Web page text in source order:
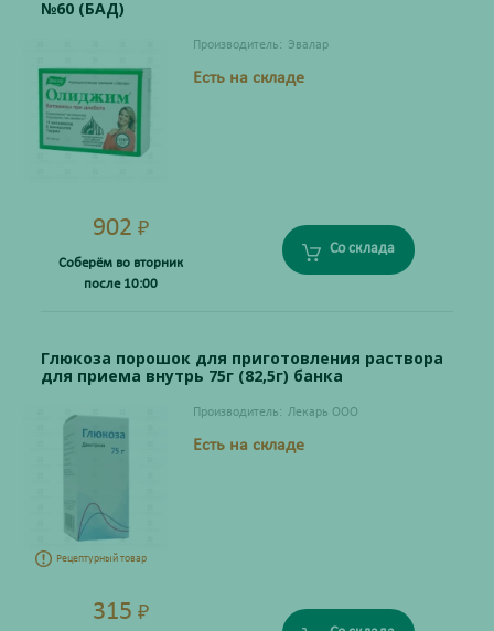
№60 (БАД)
Производитель: Эвалар
Есть на складе
902 ₽
Соберём во вторник
после 10:00
Со склада
Глюкоза порошок для приготовления раствора
для приема внутрь 75г (82,5г) банка
Рецептурный товар
Производитель: Лекарь ООО
Есть на складе
315 ₽